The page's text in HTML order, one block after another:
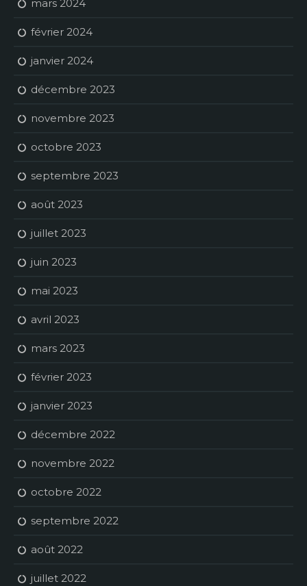
mars 2024
février 2024
janvier 2024
décembre 2023
novembre 2023
octobre 2023
septembre 2023
août 2023
juillet 2023
juin 2023
mai 2023
avril 2023
mars 2023
février 2023
janvier 2023
décembre 2022
novembre 2022
octobre 2022
septembre 2022
août 2022
juillet 2022